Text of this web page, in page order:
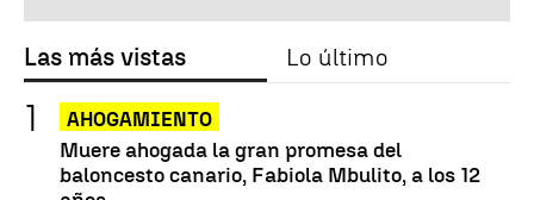
Las más vistas Lo último
AHOGAMIENTO
Muere ahogada la gran promesa del
baloncesto canario, Fabiola Mbulito, a los 12